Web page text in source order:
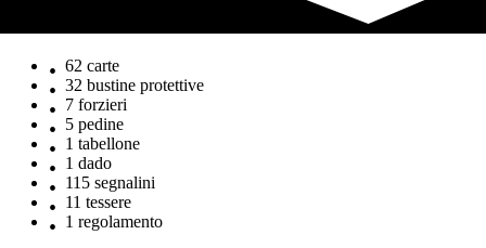
62 carte
32 bustine protettive
7 forzieri
5 pedine
1 tabellone
1 dado
115 segnalini
11 tessere
1 regolamento